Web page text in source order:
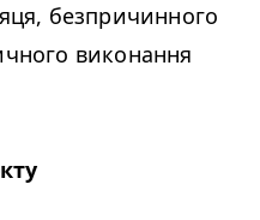
безпричинного
виконання